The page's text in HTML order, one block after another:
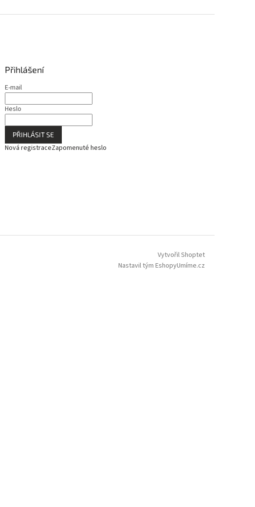
Přihlášení
E-mail
Heslo
PŘIHLÁSIT SE
Nová registraceZapomenuté heslo
Vytvořil Shoptet
Nastavil tým EshopyUmíme.cz